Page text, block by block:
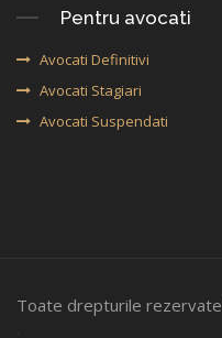
Pentru avocati
Avocati Definitivi
Avocati Stagiari
Avocati Suspendati
Toate drepturile rezervate